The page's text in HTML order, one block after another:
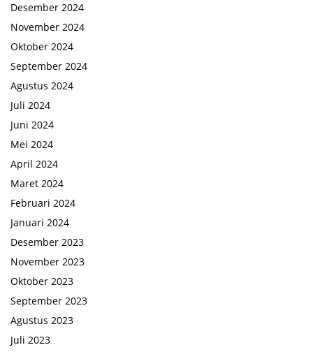
Desember 2024
November 2024
Oktober 2024
September 2024
Agustus 2024
Juli 2024
Juni 2024
Mei 2024
April 2024
Maret 2024
Februari 2024
Januari 2024
Desember 2023
November 2023
Oktober 2023
September 2023
Agustus 2023
Juli 2023